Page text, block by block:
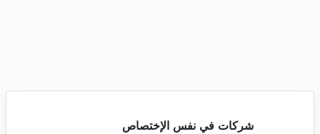
شركات في نفس الإختصاص